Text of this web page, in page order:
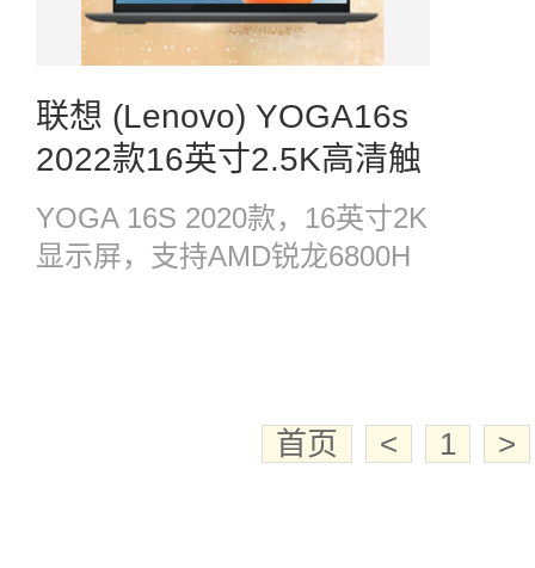
联想 (Lenovo) YOGA16s
2022款16英寸2.5K高清触
控屏笔记本电脑轻薄商务
设计办公
YOGA 16S 2020款，16英寸2K
显示屏，支持AMD锐龙6800H
首页 < 1 >